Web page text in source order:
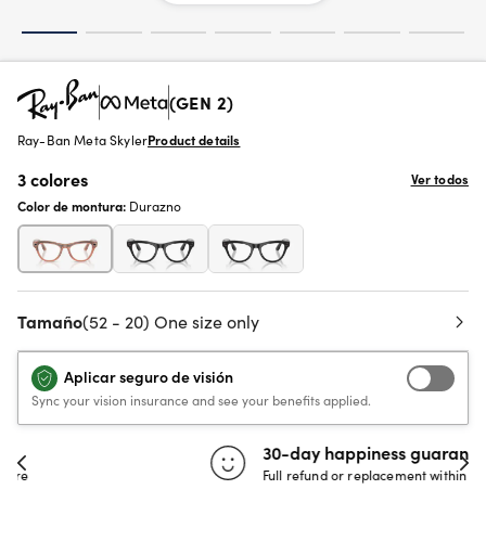
(GEN 2)
Ray-Ban Meta SkylerProduct details
3 colores
Ver todos
Color de montura: Durazno
Tamaño(52 - 20) One size only
Aplicar seguro de visión
Sync your vision insurance and see your benefits applied.
30-day happiness guarantee
Full refund or replacement within 30 days